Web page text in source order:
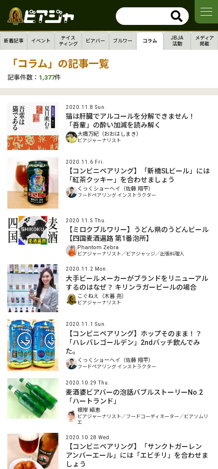
新着記事 イベント
テイス
ティング
ビアバー ブルワー コラム
JBJA
活動
メディア
掲載
「コラム」の記事一覧
記事件数： 1,377件
2020.11.8 Sun.
猫は肝臓でアルコールを分解できません！
「吾輩」の酔い加減を読み解く
大橋万紀（おおはしまき）
ビアジャーナリスト
2020.11.6 Fri.
【コンビニペアリング】「新橋SLビール」には
「紅茶クッキー」を合わせましょう
くっくショーヘイ（佐藤 翔平）
フードペアリング インストラクター
2020.11.5 Thu.
【ミロクブルワリー】うどん県のうどんビール
【四国麦酒遍路 第1番泡所】
Phantom Zebra
ビアジャーナリスト／ビアジャッジ／出張料理人
2020.11.2 Mon.
大手ビールメーカーがブランドをリニューアル
するのはなぜ？ キリンラガービールの場合
こぐねえ（木暮 亮）
ビアジャーナリスト
2020.11.1 Sun.
【コンビニペアリング】ホップそのまま！？
「ハレバレゴールデン」2ndバッチ飲んでみ
た。
くっくショーヘイ（佐藤 翔平）
フードペアリング インストラクター
2020.10.29 Thu.
麦酒婆ビアバーの泡話バブルストーリーNo.2
「ハートランド」
根岸 絹恵
ビアジャーナリスト／フードコーディネーター／ビアソムリ
エ
2020.10.28 Wed.
【コンビニペアリング】「サンクトガーレン
アンバーエール」には「エビチリ」を合わせま
しょう